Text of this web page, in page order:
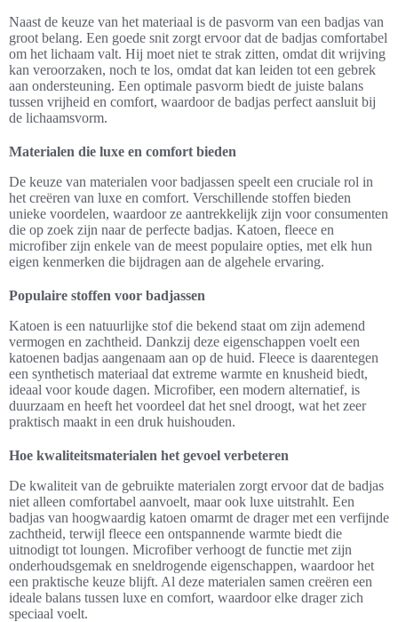
Naast de keuze van het materiaal is de pasvorm van een badjas van
groot belang. Een goede snit zorgt ervoor dat de badjas comfortabel
om het lichaam valt. Hij moet niet te strak zitten, omdat dit wrijving
kan veroorzaken, noch te los, omdat dat kan leiden tot een gebrek
aan ondersteuning. Een optimale pasvorm biedt de juiste balans
tussen vrijheid en comfort, waardoor de badjas perfect aansluit bij
de lichaamsvorm.
Materialen die luxe en comfort bieden
De keuze van materialen voor badjassen speelt een cruciale rol in
het creëren van luxe en comfort. Verschillende stoffen bieden
unieke voordelen, waardoor ze aantrekkelijk zijn voor consumenten
die op zoek zijn naar de perfecte badjas. Katoen, fleece en
microfiber zijn enkele van de meest populaire opties, met elk hun
eigen kenmerken die bijdragen aan de algehele ervaring.
Populaire stoffen voor badjassen
Katoen is een natuurlijke stof die bekend staat om zijn ademend
vermogen en zachtheid. Dankzij deze eigenschappen voelt een
katoenen badjas aangenaam aan op de huid. Fleece is daarentegen
een synthetisch materiaal dat extreme warmte en knusheid biedt,
ideaal voor koude dagen. Microfiber, een modern alternatief, is
duurzaam en heeft het voordeel dat het snel droogt, wat het zeer
praktisch maakt in een druk huishouden.
Hoe kwaliteitsmaterialen het gevoel verbeteren
De kwaliteit van de gebruikte materialen zorgt ervoor dat de badjas
niet alleen comfortabel aanvoelt, maar ook luxe uitstrahlt. Een
badjas van hoogwaardig katoen omarmt de drager met een verfijnde
zachtheid, terwijl fleece een ontspannende warmte biedt die
uitnodigt tot loungen. Microfiber verhoogt de functie met zijn
onderhoudsgemak en sneldrogende eigenschappen, waardoor het
een praktische keuze blijft. Al deze materialen samen creëren een
ideale balans tussen luxe en comfort, waardoor elke drager zich
speciaal voelt.